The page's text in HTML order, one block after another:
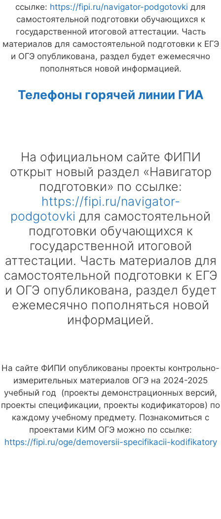
ссылке: https://fipi.ru/navigator-podgotovki для
самостоятельной подготовки обучающихся к
государственной итоговой аттестации. Часть
материалов для самостоятельной подготовки к ЕГЭ
и ОГЭ опубликована, раздел будет ежемесячно
пополняться новой информацией.
Телефоны горячей линии ГИА
На официальном сайте ФИПИ
открыт новый раздел «Навигатор
подготовки» по ссылке:
https://fipi.ru/navigator-
podgotovki для самостоятельной
подготовки обучающихся к
государственной итоговой
аттестации. Часть материалов для
самостоятельной подготовки к ЕГЭ
и ОГЭ опубликована, раздел будет
ежемесячно пополняться новой
информацией.
На сайте ФИПИ опубликованы проекты контрольно-
измерительных материалов ОГЭ на 2024-2025
учебный год (проекты демонстрационных версий,
проекты спецификации, проекты кодификаторов) по
каждому учебному предмету. Познакомиться с
проектами КИМ ОГЭ можно по ссылке:
https://fipi.ru/oge/demoversii-specifikacii-kodifikatory